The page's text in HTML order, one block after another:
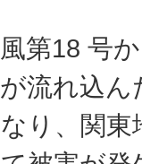
第18 号
流れ込ん
り、関